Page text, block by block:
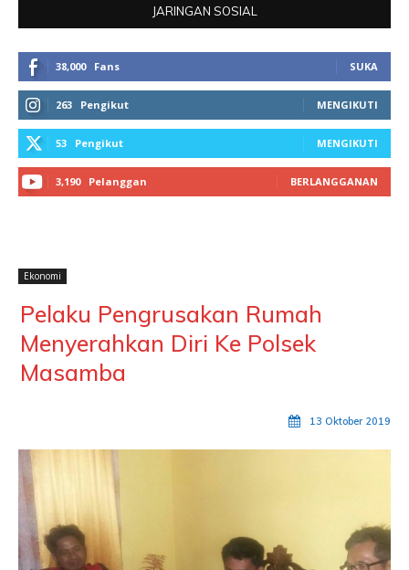
JARINGAN SOSIAL
38,000 Fans SUKA
263 Pengikut MENGIKUTI
53 Pengikut MENGIKUTI
3,190 Pelanggan BERLANGGANAN